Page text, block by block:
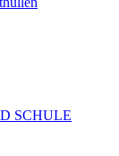
SCHULE